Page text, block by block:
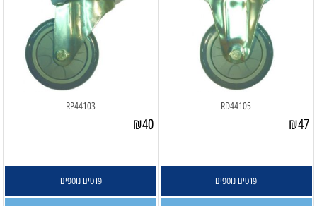
RD44105
₪47
פרטים נוספים
RP44103
₪40
פרטים נוספים